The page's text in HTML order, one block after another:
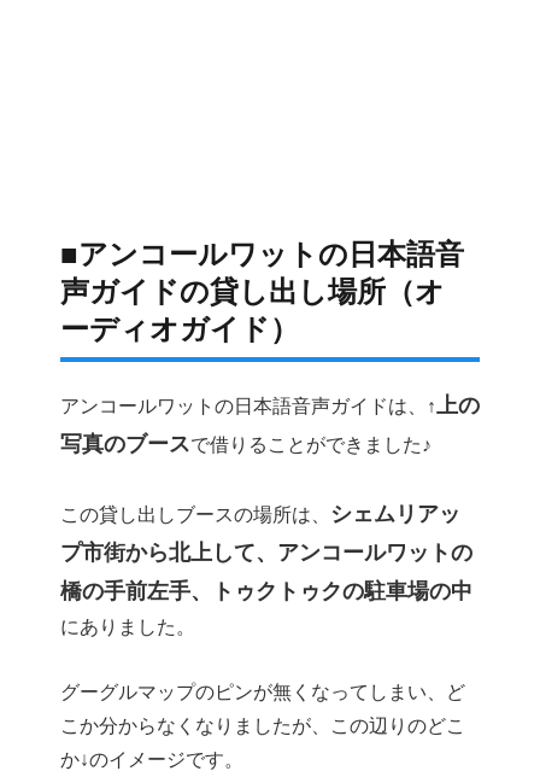
■アンコールワットの日本語音
声ガイドの貸し出し場所（オ
ーディオガイド）
アンコールワットの日本語音声ガイドは、↑上の
写真のブースで借りることができました♪
この貸し出しブースの場所は、
シェムリアッ
プ市街から北上して、アンコールワットの
橋の手前左手、トゥクトゥクの駐車場の中
にありました。
グーグルマップのピンが無くなってしまい、ど
こか分からなくなりましたが、この辺りのどこ
か↓のイメージです。